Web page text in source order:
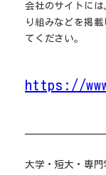
会社のサイトに
り組みなどを掲
てください。
https://
大学・短大・専門